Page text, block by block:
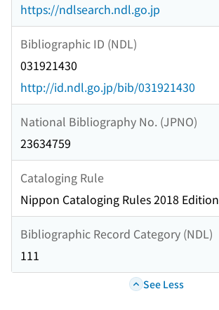
https://ndlsearch.ndl.go.jp
Bibliographic ID (NDL)
031921430
http://id.ndl.go.jp/bib/031921430
National Bibliography No. (JPNO)
23634759
Cataloging Rule
Nippon Cataloging Rules 2018 Edition
Bibliographic Record Category (NDL)
111
See Less